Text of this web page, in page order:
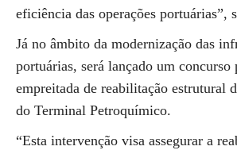
eficiência das operações portuárias”,
Já no âmbito da modernização das
portuárias, será lançado um concurso
empreitada de reabilitação estrutural
do Terminal Petroquímico.
“Esta intervenção visa assegurar a